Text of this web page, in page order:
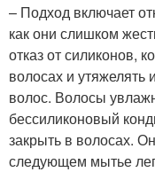
– Подход включает
как они слишком
отказ от силиконов,
волосах и утяжелять
волос. Волосы
бессиликоновый
закрыть в волосах.
следующем мытье